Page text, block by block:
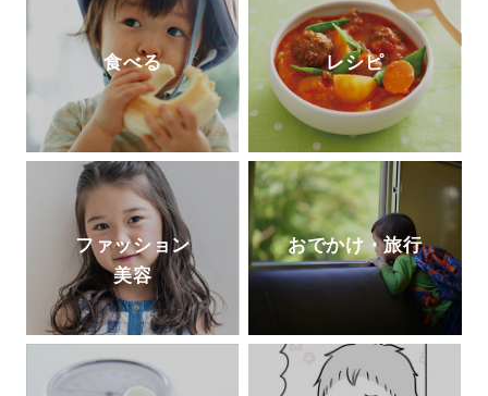
食べる レシピ
ファッション
美容
おでかけ・旅行